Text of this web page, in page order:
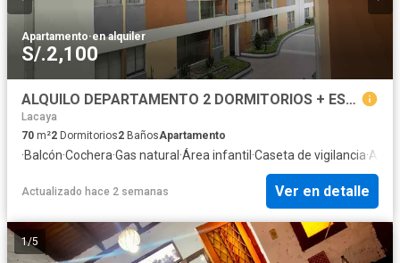
Apartamento·en alquiler
S/.2,100
ALQUILO DEPARTAMENTO 2 DORMITORIOS + ESTUDIO al lado Mall GUARDIA CIVIL
Lacaya
70 m²2 Dormitorios2 BañosApartamento
·Balcón·Cochera·Gas natural ·Área infantil ·Caseta de vigilancia·
Actualizado hace 2 semanas Ver en detalle
1/5